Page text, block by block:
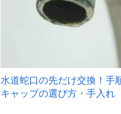
水道蛇口の先だけ交換！手
キャップの選び方・手入れ